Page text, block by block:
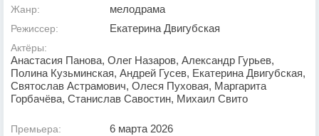
Жанр: мелодрама
Режиссер: Екатерина Двигубская
Актёры:
Анастасия Панова, Олег Назаров, Александр Гурьев,
Полина Кузьминская, Андрей Гусев, Екатерина Двигубская,
Святослав Астрамович, Олеся Пуховая, Маргарита
Горбачёва, Станислав Савостин, Михаил Свито
Премьера: 6 марта 2026